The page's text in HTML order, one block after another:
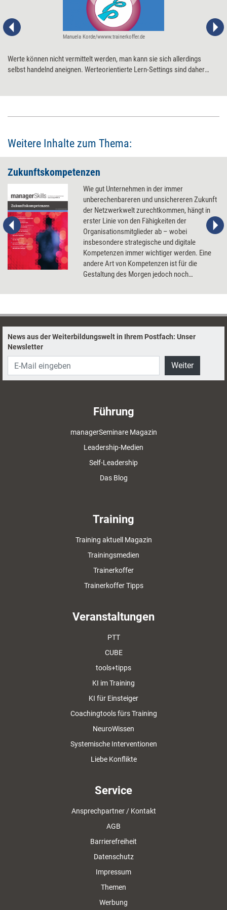
Manuela Korde/wwww.trainerkoffer.de
Werte können nicht vermittelt werden, man kann sie sich allerdings
selbst handelnd aneignen. Werteorientierte Lern-Settings sind daher
Weitere Inhalte zum Thema:
Zukunftskompetenzen
Wie gut Unternehmen in der immer
unberechenbareren und unsichereren Zukunft
der Netzwerkwelt zurechtkommen, hängt in
erster Linie von den Fähigkeiten der
Organisationsmitglieder ab – wobei
insbesondere strategische und digitale
Kompetenzen immer wichtiger werden. Eine
andere Art von Kompetenzen ist für die
Gestaltung des Morgen jedoch noch
Resilienz, Empathie oder auch die Fähigkeit
Letztere entwickeln und fördern lassen.
News aus der Weiterbildungswelt in Ihrem Postfach: Unser
Newsletter
Weiter
Führung
managerSeminare Magazin
Leadership-Medien
Self-Leadership
Das Blog
Training
Training aktuell Magazin
Trainingsmedien
Trainerkoffer
Trainerkoffer Tipps
Veranstaltungen
PTT
CUBE
tools+tipps
KI im Training
KI für Einsteiger
Coachingtools fürs Training
NeuroWissen
Systemische Interventionen
Liebe Konflikte
Service
Ansprechpartner / Kontakt
AGB
Barrierefreiheit
Datenschutz
Impressum
Themen
Werbung